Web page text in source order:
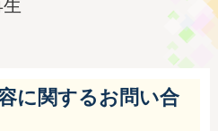
に関するお問い合